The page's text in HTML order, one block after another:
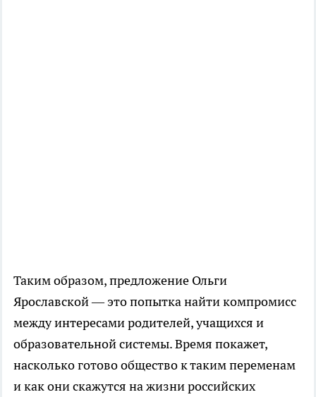
Таким образом, предложение Ольги
Ярославской — это попытка найти компромисс
между интересами родителей, учащихся и
образовательной системы. Время покажет,
насколько готово общество к таким переменам
и как они скажутся на жизни российских